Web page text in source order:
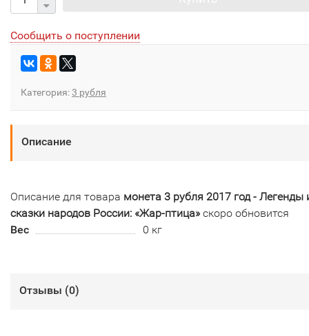
Сообщить о поступлении
Категория:3 рубля
Описание
Описание для товара монета 3 рубля 2017 год - Легенды
сказки народов России: «Жар-птица» скоро обновится
Вес
0 кг
Отзывы (0)